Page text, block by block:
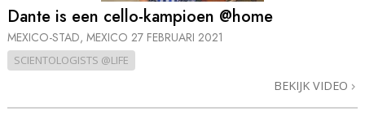
Dante is een cello-kampioen @home
MEXICO-STAD, MEXICO 27 FEBRUARI 2021
SCIENTOLOGISTS @LIFE
BEKIJK VIDEO